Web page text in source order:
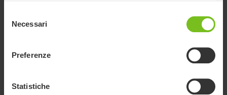
delNecessari
Preferenze
Statistiche
Il download dei Manuali dell'Utente è inteso solo per scopi utili. I